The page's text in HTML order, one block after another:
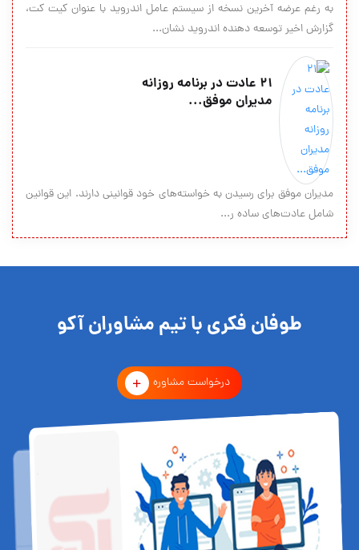
به رغم عرضه آخرین نسخه از سیستم عامل اندروید با عنوان کیت کت،
گزارش اخیر توسعه دهنده اندروید نشان...
۲۱ عادت در برنامه روزانه
مدیران موفق...
مدیران موفق برای رسیدن به خواسته‌های خود قوانینی دارند. این قوانین
شامل عادت‌های ساده ر...
طوفان فکری با تیم مشاوران آکو
درخواست مشاوره